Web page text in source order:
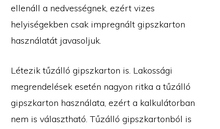
ellenáll a nedvességnek, ezért vizes
helyiségekben csak impregnált gipszkarton
használatát javasoljuk.
Létezik tűzálló gipszkarton is. Lakossági
megrendelések esetén nagyon ritka a tűzálló
gipszkarton használata, ezért a kalkulátorban
nem is választható. Tűzálló gipszkartonból is